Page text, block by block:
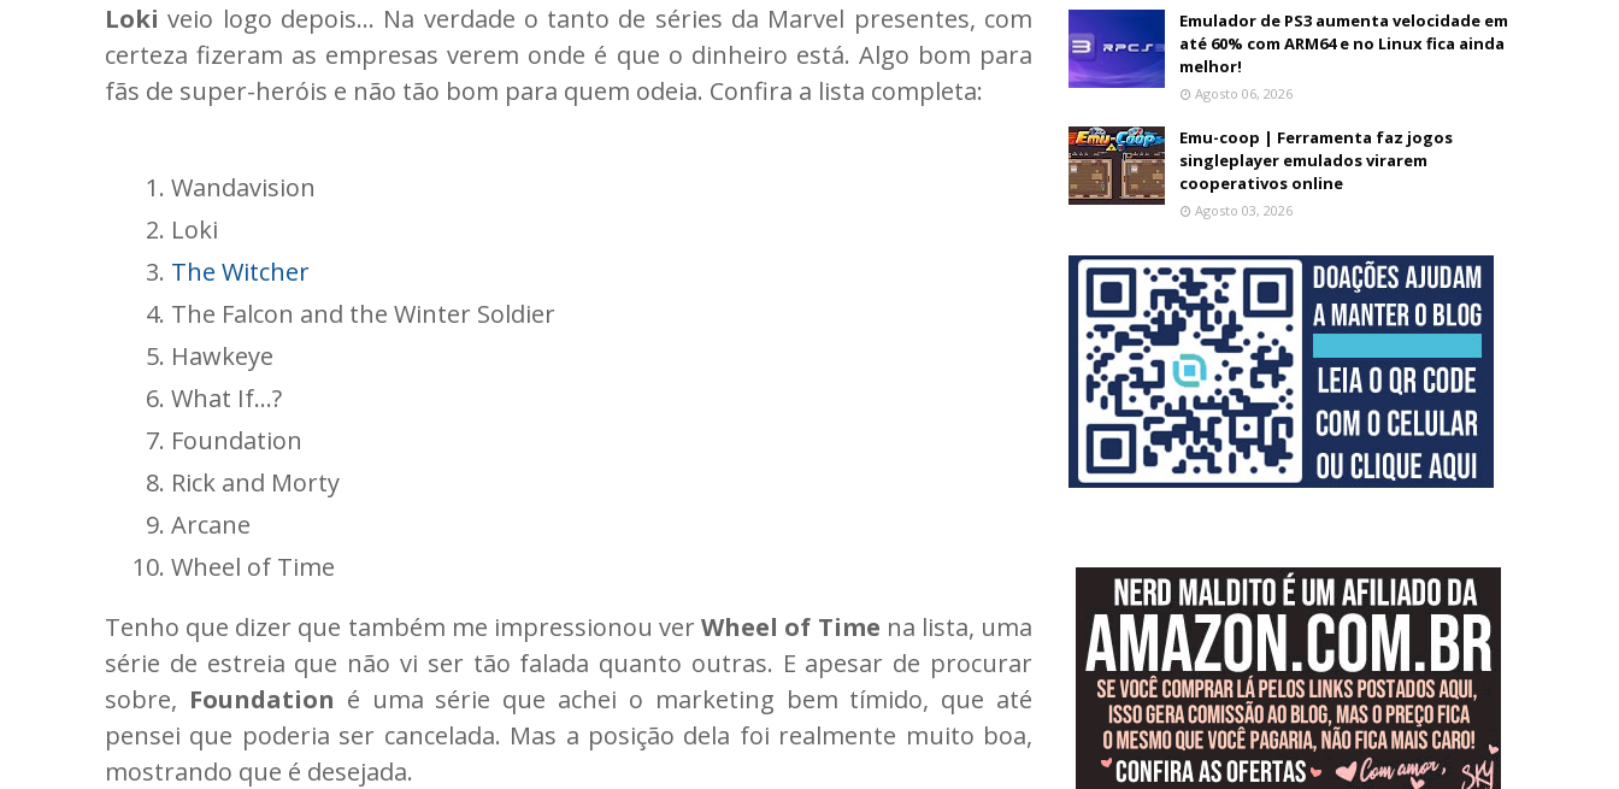
Lokiveio logo depois... Na verdade o tanto de séries da Marvel presentes, com
certeza fizeram as empresas verem onde é que o dinheiro está. Algo bom para
fãs de super-heróis e não tão bom para quem odeia. Confira a lista completa:
Wandavision
Loki
The Witcher
The Falcon and the Winter Soldier
Hawkeye
What If…?
Foundation
Rick and Morty
Arcane
Wheel of Time
Tenho que dizer que também me impressionou verWheel of Time na lista, uma
série de estreia que não vi ser tão falada quanto outras. E apesar de procurar
sobre, Foundation é uma série que achei o marketing bem tímido, que até
pensei que poderia ser cancelada. Mas a posição dela foi realmente muito boa,
mostrando que é desejada.
Emulador de PS3 aumenta velocidade em
até 60% com ARM64 e no Linux fica ainda
melhor!
Agosto 06, 2026
Emu-coop | Ferramenta faz jogos
singleplayer emulados virarem
cooperativos online
Agosto 03, 2026